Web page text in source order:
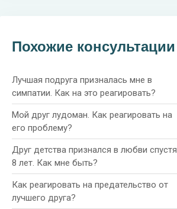
Похожие консультации
Лучшая подруга призналась мне в
симпатии. Как на это реагировать?
Мой друг лудоман. Как реагировать на
его проблему?
Друг детства признался в любви спустя
8 лет. Как мне быть?
Как реагировать на предательство от
лучшего друга?